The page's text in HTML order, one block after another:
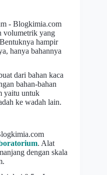
volumetrik yang
hampir
hanya bahannya
dari bahan kaca
bahan-bahan
yaitu untuk
ke wadah lain.
. Alat
dengan skala